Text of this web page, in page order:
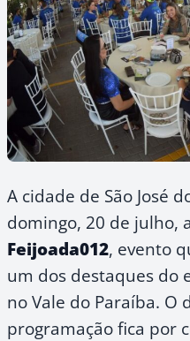
A cidade de São José
domingo, 20 de julho,
Feijoada012, evento
um dos destaques
no Vale do Paraíba. O
programação fica por